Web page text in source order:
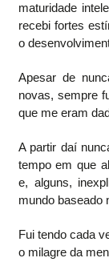
maturidade
recebi fortes
o
Apesar de
novas, sempre
que me eram
A partir daí
tempo em que
e, alguns,
mundo baseado
Fui tendo cada
o milagre da